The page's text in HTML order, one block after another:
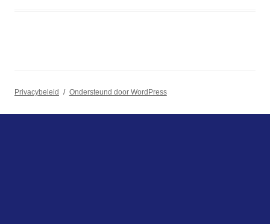
Privacybeleid Ondersteund door WordPress